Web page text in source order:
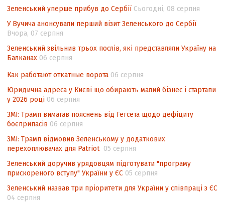
контексті євроінтеграції
Аналіз виборчого законодавства щодо
невизначеності механізму повторного
підрахунку голосів виборців
Інформаційна безпека суспільства
Зеленський уперше прибув до Сербії Сьогодні, 08 серпня
У Вучича анонсували перший візит Зеленського до Сербії
Вчора, 07 серпня
Зеленський звільнив трьох послів, які представляли Україну на
Балканах 06 серпня
Как работают откатные ворота 06 серпня
Юридична адреса у Києві що обирають малий бізнес і стартапи
у 2026 році 06 серпня
ЗМІ: Трамп вимагав пояснень від Гегсета щодо дефіциту
боєприпасів 06 серпня
ЗМІ: Трамп відмовив Зеленському у додаткових
перехоплювачах для Patriot 05 серпня
Зеленський доручив урядовцям підготувати "програму
прискореного вступу" України у ЄС 05 серпня
Зеленський назвав три пріоритети для України у співпраці з ЄС
04 серпня